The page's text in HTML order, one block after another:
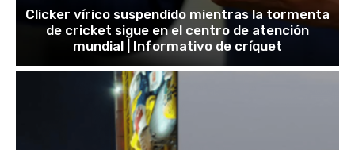
Clicker vírico suspendido mientras la tormenta
de cricket sigue en el centro de atención
mundial | Informativo de críquet